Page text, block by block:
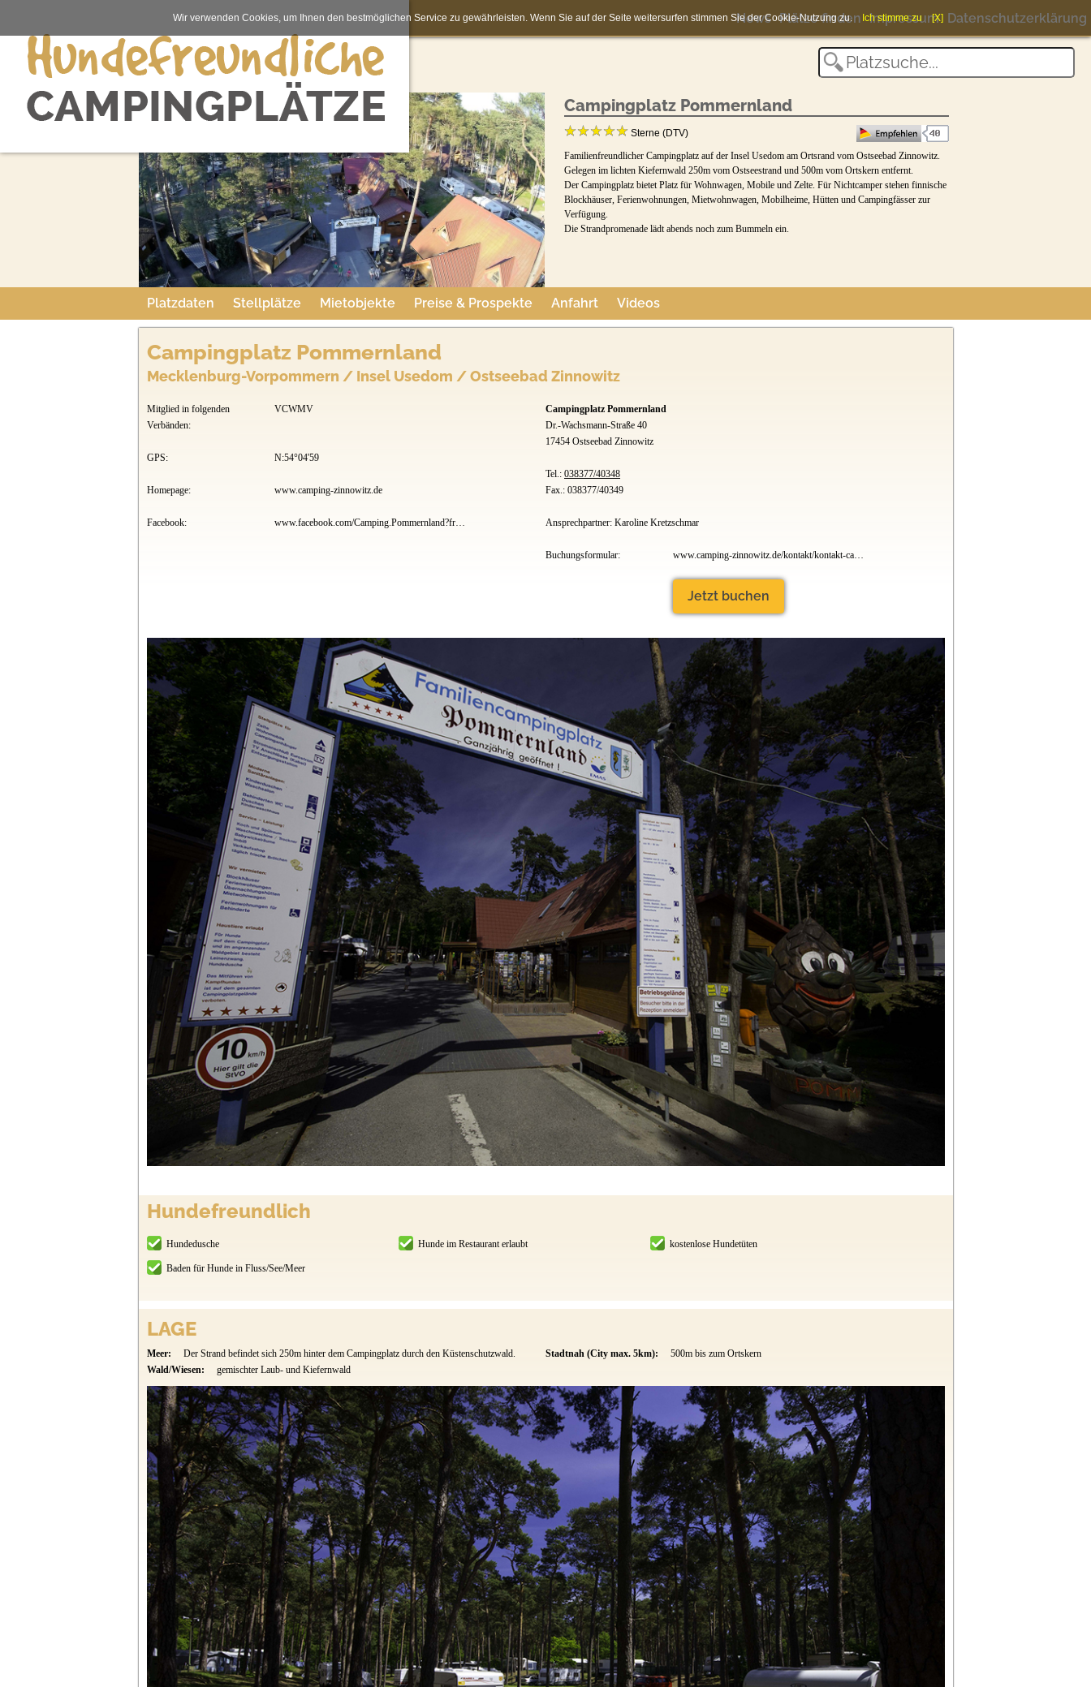
News Plätze finden Impressum Datenschutzerklärung
Campingplatz Pommernland
Sterne (DTV)
Familienfreundlicher Campingplatz auf der Insel Usedom am Ortsrand vom Ostseebad Zinnowitz.
Gelegen im lichten Kiefernwald 250m vom Ostseestrand und 500m vom Ortskern entfernt.
Der Campingplatz bietet Platz für Wohnwagen, Mobile und Zelte. Für Nichtcamper stehen finnische
Blockhäuser, Ferienwohnungen, Mietwohnwagen, Mobilheime, Hütten und Campingfässer zur
Verfügung.
Die Strandpromenade lädt abends noch zum Bummeln ein.
Platzdaten Stellplätze Mietobjekte Preise & Prospekte Anfahrt Videos
Campingplatz Pommernland
Mecklenburg-Vorpommern / Insel Usedom / Ostseebad Zinnowitz
Mitglied in folgenden
Verbänden:
VCWMV
GPS: N:54°04'59
Homepage: www.camping-zinnowitz.de
Facebook: www.facebook.com/Camping.Pommernland?fref=ts
Campingplatz Pommernland
Dr.-Wachsmann-Straße 40
17454 Ostseebad Zinnowitz
Tel.: 038377/40348
Fax.: 038377/40349
Ansprechpartner: Karoline Kretzschmar
Buchungsformular: www.camping-zinnowitz.de/kontakt/kontakt-camping/
Jetzt buchen
Hundefreundlich
Hundedusche Hunde im Restaurant erlaubt kostenlose Hundetüten
Baden für Hunde in Fluss/See/Meer
LAGE
Meer: Der Strand befindet sich 250m hinter dem Campingplatz durch den Küstenschutzwald. Stadtnah (City max. 5km):
500m bis zum Ortskern
Wald/Wiesen:
gemischter Laub- und Kiefernwald
Wir verwenden Cookies, um Ihnen den bestmöglichen Service zu gewährleisten. Wenn Sie auf der Seite weitersurfen stimmen Sie der Cookie-Nutzung zu. Ich stimme zu [X]